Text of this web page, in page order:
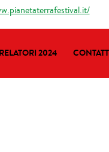
RELATORI 2024